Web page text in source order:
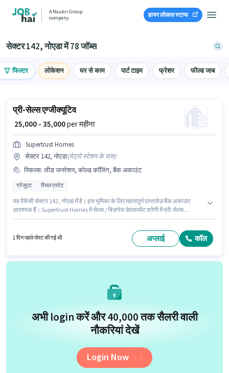
A Naukri Group
company
हायर लोकल स्टाफ
सेक्टर 142, नोएडा में 78 जॉब्स
फिल्टर लोकेशन घर से काम पार्ट टाइम फ्रेशर फील्ड जाब
प्री-सेल्स एग्जीक्यूटिव
₹ 25,000 - 35,000per महीना
Supertrust Homes
सेक्टर 142, नोएडा(मेट्रो स्टेशन के पास)
स्किल्स: लीड जनरेशन, कोल्ड कॉलिंग, बैंक अकाउंट
ग्रेजुएट रियल एस्टेट
यह वैकेंसी सेक्टर 142, नोएडा में है। इस भूमिका के लिए महत्वपूर्ण दस्तावेज़ बैंक अकाउंट
आवश्यक हैं। Supertrust Homes में सेल्स / बिज़नेस डेवलपमेंट श्रेणी में प्री-सेल्स
कोल्ड कॉलिंग, लीड जनरेशन होना अनिवार्य है।
1 दिन पहले पोस्ट की गई थी अप्लाई कॉल
अभी login करें और ₹40,000 तक सैलरी वाली
नौकरियां देखें
Login Now